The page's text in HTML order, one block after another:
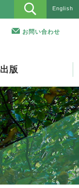
English
お問い合わせ
出版